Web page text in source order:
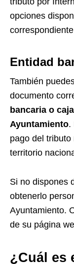
opciones
Entidad
También
documento
bancaria o
Ayuntamiento.
pago del tributo
territorio
Si no dispones
obtenerlo
Ayuntamiento.
de su página
¿Cuál es